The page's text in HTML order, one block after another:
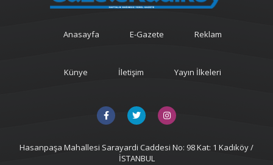
Anasayfa E-Gazete Reklam
Künye İletişim Yayın İlkeleri
Hasanpaşa Mahallesi Sarayardi Caddesi No: 98 Kat: 1 Kadıköy /
İSTANBUL